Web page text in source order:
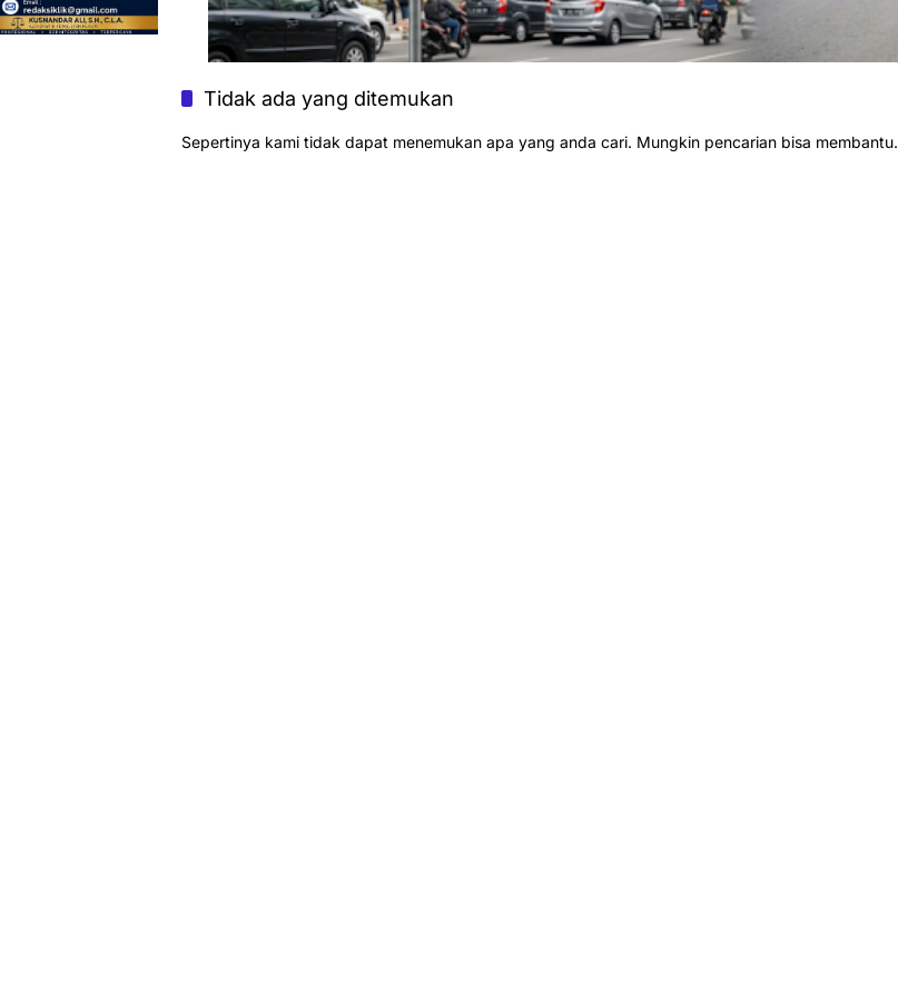
Tidak ada yang ditemukan
Sepertinya kami tidak dapat menemukan apa yang anda cari. Mungkin pencarian bisa membantu.